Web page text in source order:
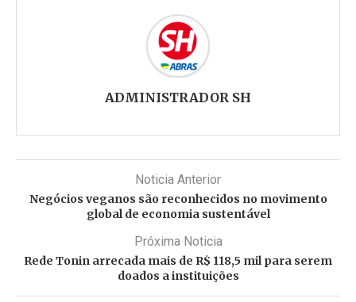
ADMINISTRADOR SH
Noticia Anterior
Negócios veganos são reconhecidos no movimento
global de economia sustentável
Próxima Noticia
Rede Tonin arrecada mais de R$ 118,5 mil para serem
doados a instituições